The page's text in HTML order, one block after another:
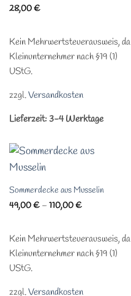
28,00€
Kein Mehrwertsteuerausweis, da
Kleinunternehmer nach §19 (1)
UStG.
zzgl.Versandkosten
Lieferzeit:3-4 Werktage
Sommerdecke aus Musselin
49,00€– 110,00€
Kein Mehrwertsteuerausweis, da
Kleinunternehmer nach §19 (1)
UStG.
zzgl.Versandkosten